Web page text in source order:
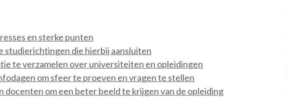
en sterke punten
studierichtingen die hierbij aansluiten
te verzamelen over universiteiten en opleidingen
om sfeer te proeven en vragen te stellen
docenten om een beter beeld te krijgen van de opleiding